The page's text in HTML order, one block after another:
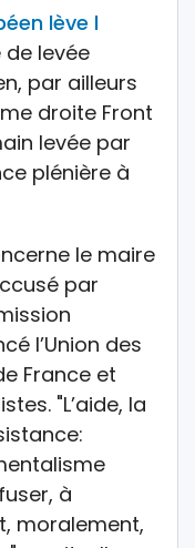
levée
par ailleurs
droite Front
levée par
plénière à
le maire
par
l’Union des
France et
"L’aide, la
à
moralement,